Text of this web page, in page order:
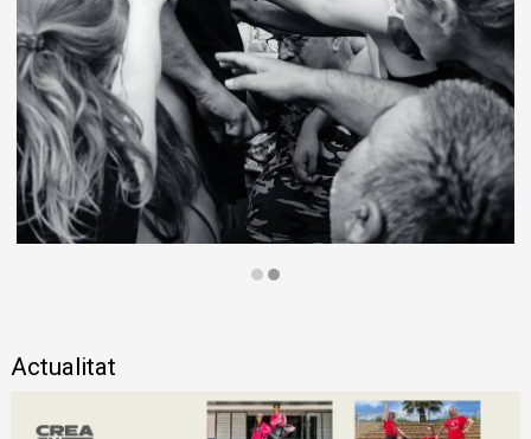
Actualitat